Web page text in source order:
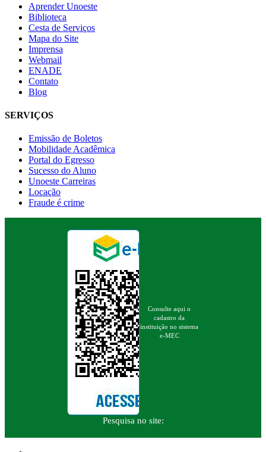
Aprender Unoeste
Biblioteca
Cesta de Serviços
Mapa do Site
Imprensa
Webmail
ENADE
Contato
Blog
SERVIÇOS
Emissão de Boletos
Mobilidade Acadêmica
Portal do Egresso
Sucesso do Aluno
Unoeste Carreiras
Locação
Fraude é crime
Consulte aqui o
cadastro da
instituição no sistema
e-MEC
Pesquisa no site: